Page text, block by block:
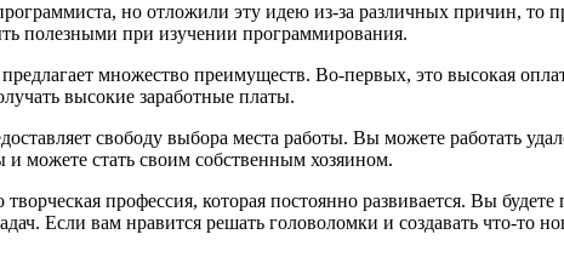
но отложили эту идею из-за различных причин,
полезными при изучении программирования.
множество преимуществ. Во-первых, это высокая
высокие заработные платы.
свободу выбора места работы. Вы можете работать
и можете стать своим собственным хозяином.
профессия, которая постоянно развивается. Вы
Если вам нравится решать головоломки и создавать что-то